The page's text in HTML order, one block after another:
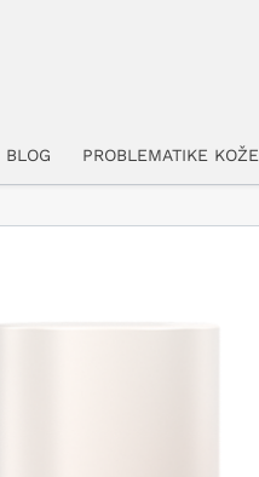
BLOG PROBLEMATIKE KOŽE